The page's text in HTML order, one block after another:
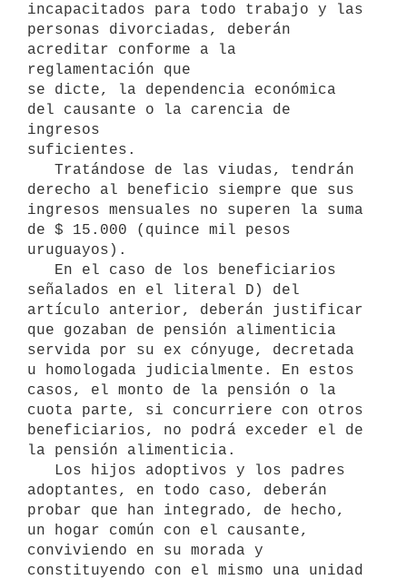
incapacitados para todo trabajo y las
personas divorciadas, deberán
acreditar conforme a la
reglamentación que
se dicte, la dependencia económica
del causante o la carencia de
ingresos
suficientes.
derecho al beneficio siempre que sus
ingresos mensuales no superen la suma
de $ 15.000 (quince mil pesos
uruguayos).
señalados en el literal D) del
artículo anterior, deberán justificar
que gozaban de pensión alimenticia
servida por su ex cónyuge, decretada
u homologada judicialmente. En estos
casos, el monto de la pensión o la
cuota parte, si concurriere con otros
beneficiarios, no podrá exceder el de
la pensión alimenticia.
adoptantes, en todo caso, deberán
probar que han integrado, de hecho,
un hogar común con el causante,
conviviendo en su morada y
constituyendo con el mismo una unidad